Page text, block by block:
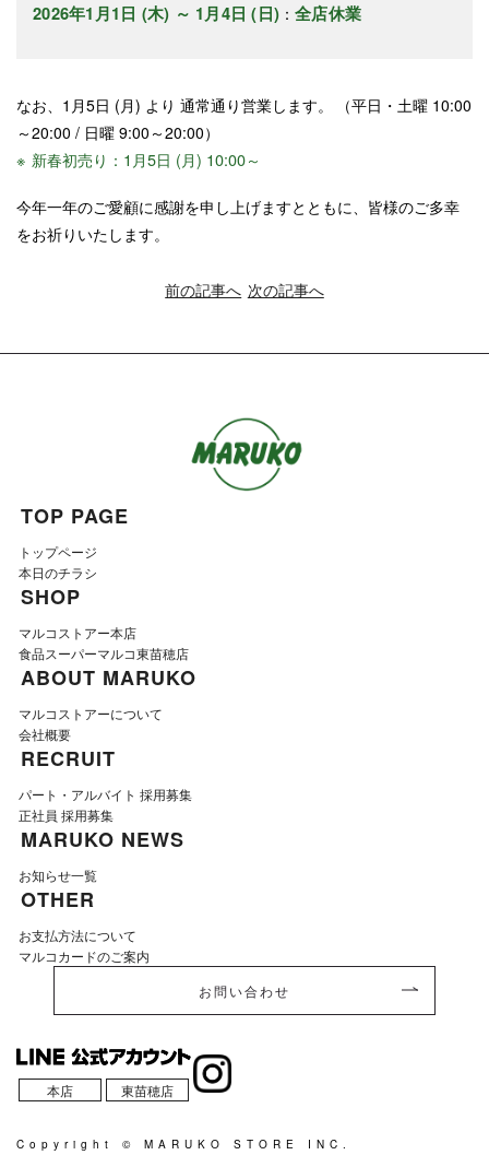
2026年1月1日 (木) ～ 1月4日 (日) ： 全店休業
なお、1月5日 (月) より 通常通り営業します。 （平日・土曜 10:00
～20:00 / 日曜 9:00～20:00）
新春初売り：1月5日 (月) 10:00～
今年一年のご愛顧に感謝を申し上げますとともに、皆様のご多幸
をお祈りいたします。
前の記事へ 次の記事へ
TOP PAGE
トップページ
本日のチラシ
SHOP
マルコストアー本店
食品スーパーマルコ東苗穂店
ABOUT MARUKO
マルコストアーについて
会社概要
RECRUIT
パート・アルバイト 採用募集
正社員 採用募集
MARUKO NEWS
お知らせ一覧
OTHER
お支払方法について
マルコカードのご案内
お問い合わせ
本店 東苗穂店
Copyright © MARUKO STORE INC.